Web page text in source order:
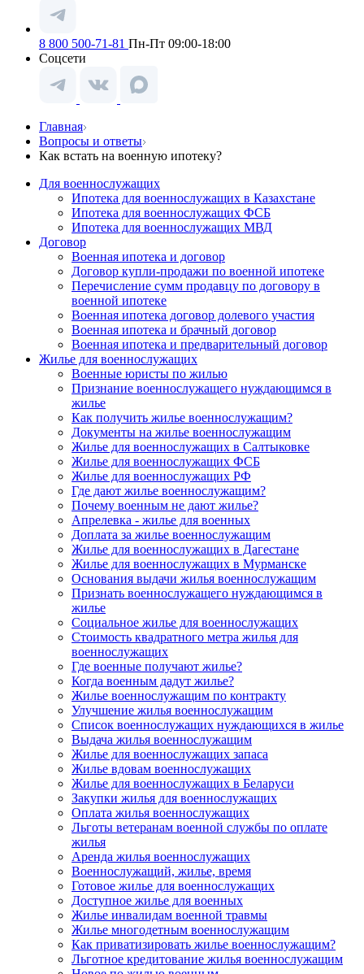
8 800 500-71-81 Пн-Пт 09:00-18:00
Соцсети
Главная
Вопросы и ответы
Как встать на военную ипотеку?
Для военнослужащих
Ипотека для военнослужащих в Казахстане
Ипотека для военнослужащих ФСБ
Ипотека для военнослужащих МВД
Договор
Военная ипотека и договор
Договор купли-продажи по военной ипотеке
Перечисление сумм продавцу по договору в
военной ипотеке
Военная ипотека договор долевого участия
Военная ипотека и брачный договор
Военная ипотека и предварительный договор
Жилье для военнослужащих
Военные юристы по жилью
Признание военнослужащего нуждающимся в
жилье
Как получить жилье военнослужащим?
Документы на жилье военнослужащим
Жилье для военнослужащих в Салтыковке
Жилье для военнослужащих ФСБ
Жилье для военнослужащих РФ
Где дают жилье военнослужащим?
Почему военным не дают жилье?
Апрелевка - жилье для военных
Доплата за жилье военнослужащим
Жилье для военнослужащих в Дагестане
Жилье для военнослужащих в Мурманске
Основания выдачи жилья военнослужащим
Признать военнослужащего нуждающимся в
жилье
Социальное жилье для военнослужащих
Стоимость квадратного метра жилья для
военнослужащих
Где военные получают жилье?
Когда военным дадут жилье?
Жилье военнослужащим по контракту
Улучшение жилья военнослужащим
Список военнослужащих нуждающихся в жилье
Выдача жилья военнослужащим
Жилье для военнослужащих запаса
Жилье вдовам военнослужащих
Жилье для военнослужащих в Беларуси
Закупки жилья для военнослужащих
Оплата жилья военнослужащих
Льготы ветеранам военной службы по оплате
жилья
Аренда жилья военнослужащих
Военнослужащий, жилье, время
Готовое жилье для военнослужащих
Доступное жилье для военных
Жилье инвалидам военной травмы
Жилье многодетным военнослужащим
Как приватизировать жилье военнослужащим?
Льготное кредитование жилья военнослужащим